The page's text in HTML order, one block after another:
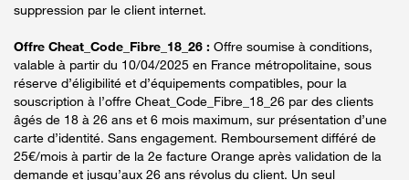
suppression par le client internet.
Offre Cheat_Code_Fibre_18_26 : Offre soumise à conditions,
valable à partir du 10/04/2025 en France métropolitaine, sous
réserve d’éligibilité et d’équipements compatibles, pour la
souscription à l’offre Cheat_Code_Fibre_18_26 par des clients
âgés de 18 à 26 ans et 6 mois maximum, sur présentation d’une
carte d’identité. Sans engagement. Remboursement différé de
25€/mois à partir de la 2e facture Orange après validation de la
demande et jusqu’aux 26 ans révolus du client. Un seul